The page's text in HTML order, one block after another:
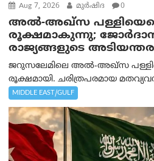
Aug 7, 2026 മുര്‍ഷിദ 0
അൽ-അഖ്‌സ
രൂക്ഷമാകുന്നു;
രാജ്യങ്ങളുടെ
ജറുസലേമിലെ അൽ-അഖ്‌സ
രൂക്ഷമായി. ചരിത്രപരമായ
MIDDLE EAST/GULF